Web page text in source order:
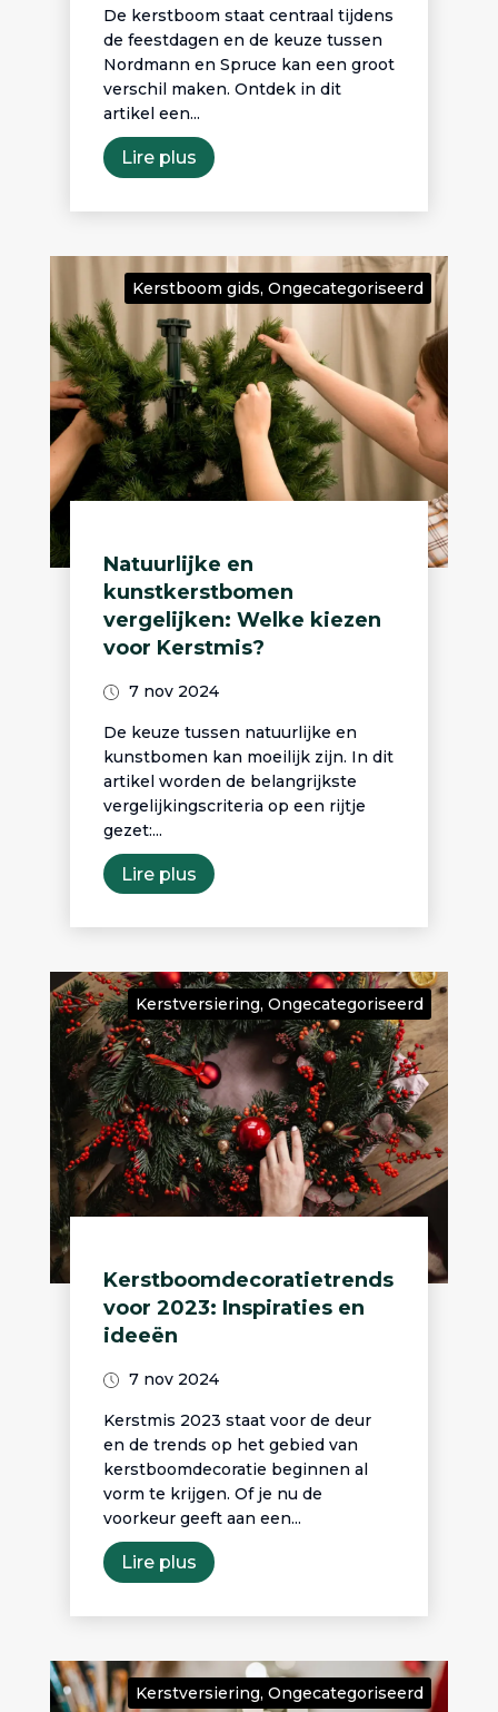
De kerstboom staat centraal tijdens
de feestdagen en de keuze tussen
Nordmann en Spruce kan een groot
verschil maken. Ontdek in dit
artikel een...
Lire plus
Kerstboom gids,Ongecategoriseerd
Natuurlijke en
kunstkerstbomen
vergelijken: Welke kiezen
voor Kerstmis?
7 nov 2024
De keuze tussen natuurlijke en
kunstbomen kan moeilijk zijn. In dit
artikel worden de belangrijkste
vergelijkingscriteria op een rijtje
gezet:...
Lire plus
Kerstversiering,Ongecategoriseerd
Kerstboomdecoratietrends
voor 2023: Inspiraties en
ideeën
7 nov 2024
Kerstmis 2023 staat voor de deur
en de trends op het gebied van
kerstboomdecoratie beginnen al
vorm te krijgen. Of je nu de
voorkeur geeft aan een...
Lire plus
Kerstversiering,Ongecategoriseerd